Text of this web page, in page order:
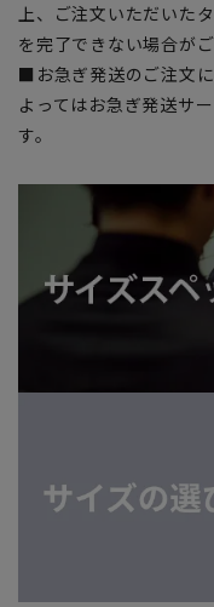
上、ご注文いただいた
を完了できない場合が
■お急ぎ発送のご注文
よってはお急ぎ発送サ
す。